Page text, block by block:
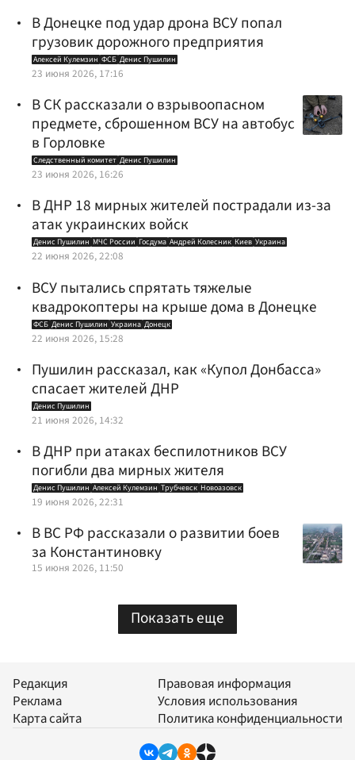
В Донецке под удар дрона ВСУ попал
грузовик дорожного предприятия
Алексей Кулемзин ФСБ Денис Пушилин
23 июня 2026, 17:16
В СК рассказали о взрывоопасном
предмете, сброшенном ВСУ на автобус
в Горловке
Следственный комитет Денис Пушилин
23 июня 2026, 16:26
В ДНР 18 мирных жителей пострадали из-за
атак украинских войск
Денис Пушилин МЧС России Госдума Андрей Колесник Киев Украина
22 июня 2026, 22:08
ВСУ пытались спрятать тяжелые
квадрокоптеры на крыше дома в Донецке
ФСБ Денис Пушилин Украина Донецк
22 июня 2026, 15:28
Пушилин рассказал, как «Купол Донбасса»
спасает жителей ДНР
Денис Пушилин
21 июня 2026, 14:32
В ДНР при атаках беспилотников ВСУ
погибли два мирных жителя
Денис Пушилин Алексей Кулемзин Трубчевск Новоазовск
19 июня 2026, 22:31
В ВС РФ рассказали о развитии боев
за Константиновку
15 июня 2026, 11:50
Показать еще
Редакция
Реклама
Карта сайта
Правовая информация
Условия использования
Политика конфиденциальности